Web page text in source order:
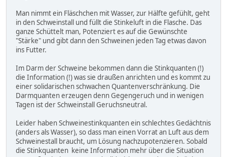
Man nimmt ein Fläschchen mit Wasser, zur Hälfte gefühlt, geht
in den Schweinstall und füllt die Stinkeluft in die Flasche. Das
ganze Schüttelt man, Potenziert es auf die Gewünschte
"Stärke" und gibt dann den Schweinen jeden Tag etwas davon
ins Futter.
Im Darm der Schweine bekommen dann die Stinkquanten (!)
die Information (!) was sie draußen anrichten und es kommt zu
einer solidarischen schwachen Quantenverschränkung. Die
Darmquanten erzeugen denn Gegengeruch und in wenigen
Tagen ist der Schweinstall Geruchsneutral.
Leider haben Schweinestinkquanten ein schlechtes Gedächtnis
(anders als Wasser), so dass man einen Vorrat an Luft aus dem
Schweinestall braucht, um Lösung nachzupotenzieren. Sobald
die Stinkquanten keine Information mehr über die Situation